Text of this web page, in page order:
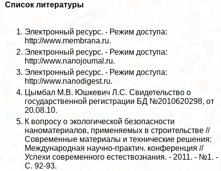
Список литературы
Электронный ресурс. - Режим доступа:
http://www.membrana.ru.
Электронный ресурс. - Режим доступа:
http://www.nanojoumal.ru.
Электронный ресурс. - Режим доступа:
http://www.nanodigest.ru.
Цымбал М.В. Юшкевич Л.С. Свидетельство о
государственной регистрации БД №2010620298, от
20.08.10.
К вопросу о экологической безопасности
наноматериалов, применяемых в строительстве //
Современные материалы и технические решения:
Международная научно-пpaктич. конференция //
Успехи современного естествознания. - 2011. - №1. -
С. 92-93.